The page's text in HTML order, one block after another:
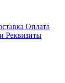
Оплата
Реквизиты